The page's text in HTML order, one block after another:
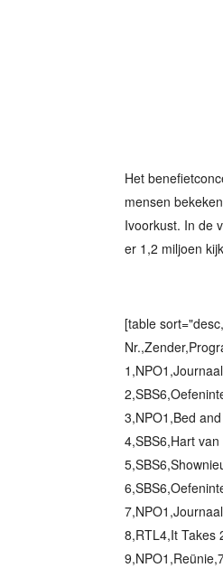
Het
mensen
Ivoorkust. In de
er 1,2 miljoen
[table
3,NPO1,Bed
4,SBS6,Hart
8,RTL4,It Takes